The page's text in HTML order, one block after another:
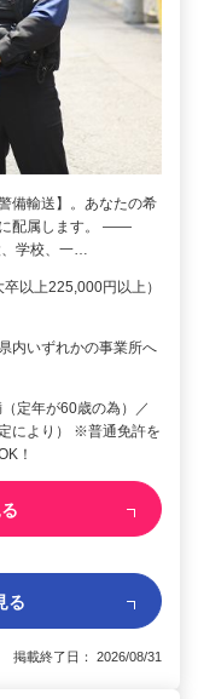
備輸送】。あなたの希
に配属します。 ――
学校、一…
以上225,000円以上）
内いずれかの事業所へ
定年が60歳の為）／
により） ※普通免許を
！
る
掲載終了日： 2026/08/31